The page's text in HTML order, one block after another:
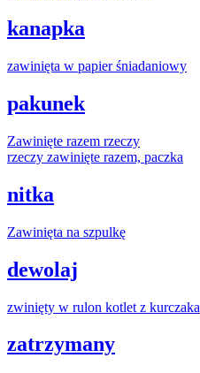
kanapka
zawinięta w papier śniadaniowy
pakunek
Zawinięte razem rzeczy
rzeczy zawinięte razem, paczka
nitka
Zawinięta na szpulkę
dewolaj
zwinięty w rulon kotlet z kurczaka
zatrzymany